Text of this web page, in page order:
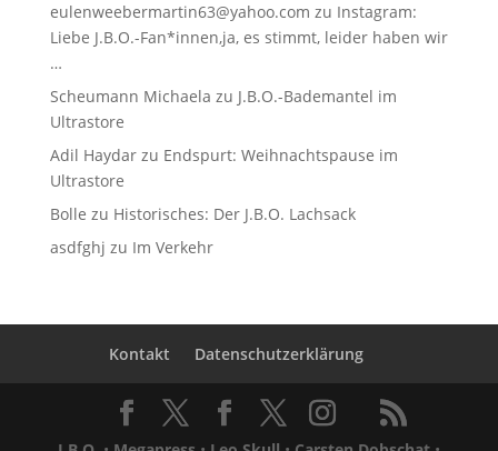
eulenweebermartin63@yahoo.com zu Instagram:
Liebe J.B.O.-Fan*innen,ja, es stimmt, leider haben wir
…
Scheumann Michaela zu J.B.O.-Bademantel im
Ultrastore
Adil Haydarzu Endspurt: Weihnachtspause im
Ultrastore
Bolle zu Historisches: Der J.B.O. Lachsack
asdfghj zu Im Verkehr
Kontakt Datenschutzerklärung